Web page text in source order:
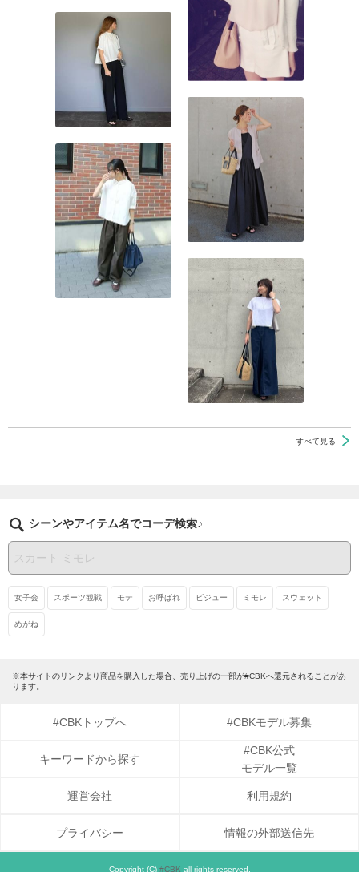
すべて見る
シーンやアイテム名でコーデ検索♪
女子会 スポーツ観戦 モテ お呼ばれ ビジュー ミモレ スウェット
めがね
※本サイトのリンクより商品を購入した場合、売り上げの一部が#CBKへ還元されることがあ
ります。
#CBKトップへ #CBKモデル募集
キーワードから探す
#CBK公式
モデル一覧
運営会社 利用規約
プライバシー 情報の外部送信先
Copyright (C) #CBK all rights reserved.